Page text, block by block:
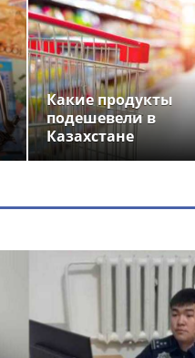
Какие продукты
подешевели в
Казахстане